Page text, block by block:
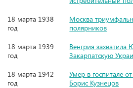
18 марта 1938
год
Москва
полярников
18 марта 1939
год
Венгрия
Закарпатскую
18 марта 1942
год
Умер в госпитале
Борис Кузнецов